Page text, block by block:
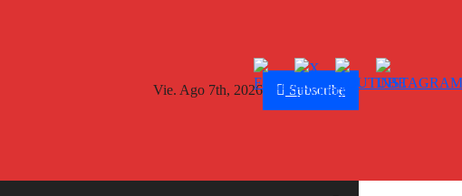
Vie. Ago 7th, 2026 Subscribe